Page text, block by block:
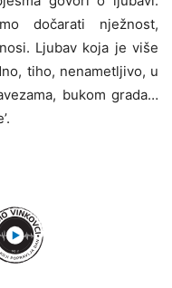
dočarati nježnost,
Ljubav koja je više
tiho, nenametljivo, u
bukom grada…